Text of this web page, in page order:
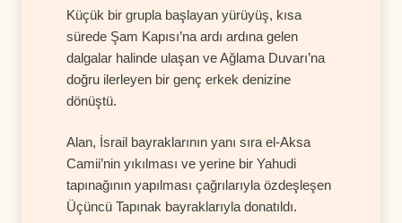
Küçük bir grupla başlayan yürüyüş, kısa
sürede Şam Kapısı’na ardı ardına gelen
dalgalar halinde ulaşan ve Ağlama Duvarı’na
doğru ilerleyen bir genç erkek denizine
dönüştü.
Alan, İsrail bayraklarının yanı sıra el-Aksa
Camii’nin yıkılması ve yerine bir Yahudi
tapınağının yapılması çağrılarıyla özdeşleşen
Üçüncü Tapınak bayraklarıyla donatıldı.